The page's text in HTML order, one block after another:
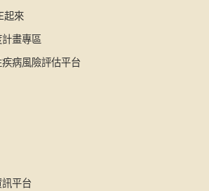
起來
畫專區
病風險評估平台
平台